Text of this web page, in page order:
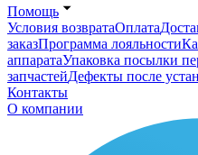
Помощь
Условия возвратаОплата
заказПрограмма лояльности
аппаратаУпаковка посылки
запчастейДефекты после
Контакты
О компании